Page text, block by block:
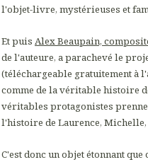
l'objet-livre, mystérieuses et
Et puis Alex Beaupain,
de l'auteure, a parachevé le
(téléchargeable gratuitement à
comme de la véritable histoire
véritables protagonistes
l'histoire de Laurence, Michelle,
C'est donc un objet étonnant que